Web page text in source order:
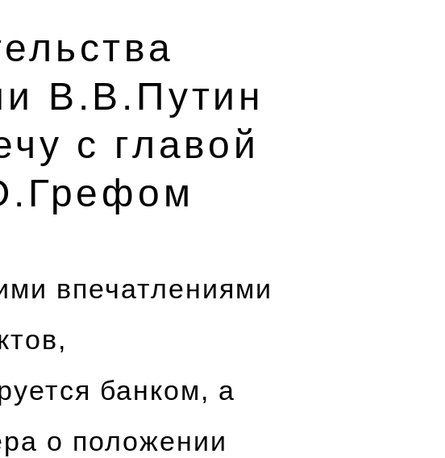
В.В.Путин
с главой
впечатлениями
банком, а
о положении